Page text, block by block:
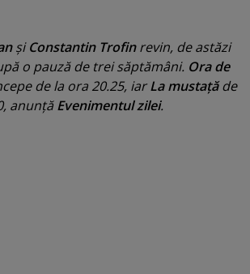
şiConstantin Trofinrevin, de astăzi
o pauză de trei săptămâni. Ora de
de la ora 20.25, iarLa mustaţăde
anunţăEvenimentul zilei.